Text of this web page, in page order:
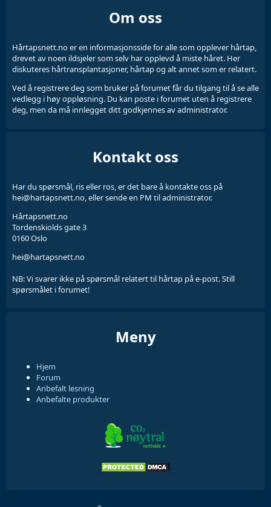
Om oss
Hårtapsnett.no er en informasjonsside for alle som opplever hårtap,
drevet av noen ildsjeler som selv har opplevd å miste håret. Her
diskuteres hårtransplantasjoner, hårtap og alt annet som er relatert.
Ved å registrere deg som bruker på forumet får du tilgang til å se alle
vedlegg i høy oppløsning. Du kan poste i forumet uten å registrere
deg, men da må innlegget ditt godkjennes av administrator.
Kontakt oss
Har du spørsmål, ris eller ros, er det bare å kontakte oss på
hei@hartapsnett.no, eller sende en PM til administrator.
Hårtapsnett.no
Tordenskiolds gate 3
0160 Oslo
hei@hartapsnett.no
NB: Vi svarer ikke på spørsmål relatert til hårtap på e-post. Still
spørsmålet i forumet!
Meny
Hjem
Forum
Anbefalt lesning
Anbefalte produkter